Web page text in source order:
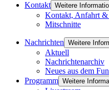
Kontakt Weitere
Kontakt, Anfahrt &
Mitschnitte
Nachrichten Weitere
Aktuell
Nachrichtenarchiv
Neues aus dem
Programm Weitere